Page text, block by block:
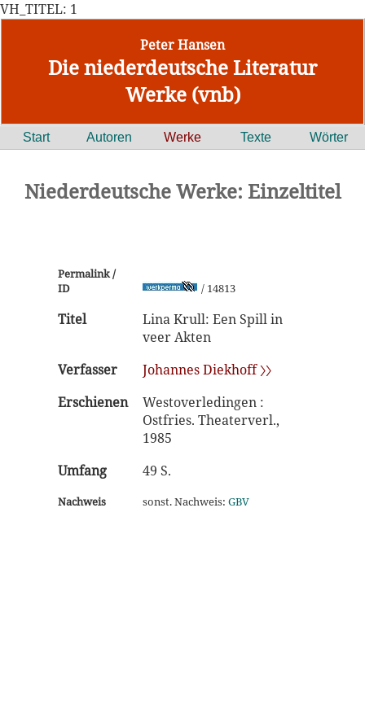
VH_TITEL: 1
Peter Hansen
Die niederdeutsche Literatur
Werke (vnb)
Start Autoren Werke Texte Wörter
Niederdeutsche Werke: Einzeltitel
Permalink /
ID
/ 14813
Titel
Lina Krull: Een Spill in
veer Akten
Verfasser
Johannes Diekhoff 〉〉
Erschienen
Westoverledingen :
Ostfries. Theaterverl.,
1985
Umfang
49 S.
Nachweis sonst. Nachweis: GBV